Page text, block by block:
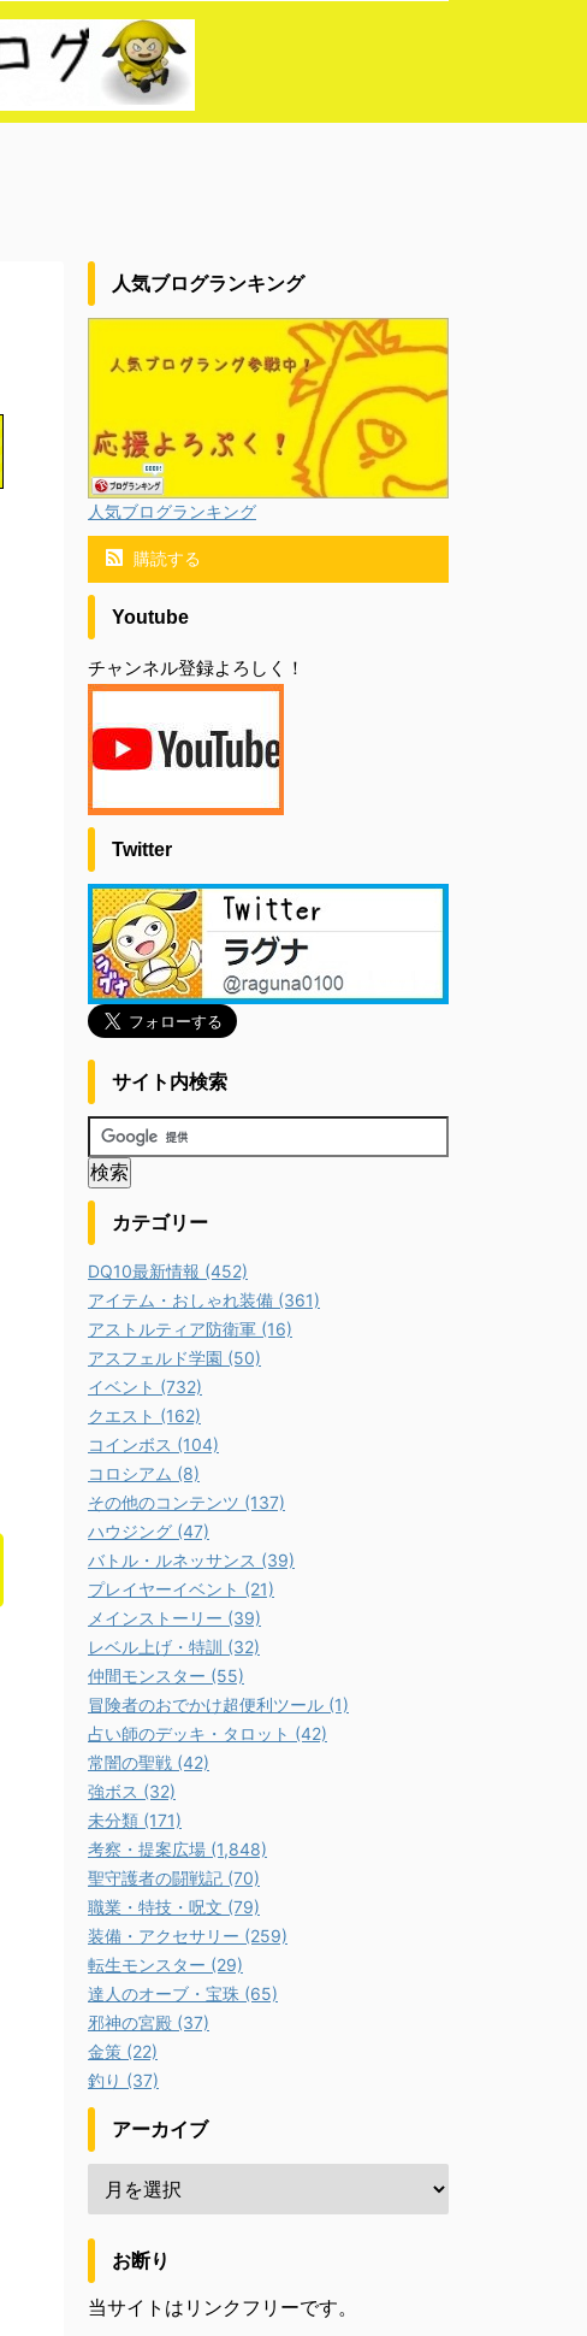
人気ブログランキング
人気ブログランキング
購読する
Youtube
チャンネル登録よろしく！
Twitter
サイト内検索
カテゴリー
DQ10最新情報 (452)
アイテム・おしゃれ装備 (361)
アストルティア防衛軍 (16)
アスフェルド学園 (50)
イベント (732)
クエスト (162)
コインボス (104)
コロシアム (8)
その他のコンテンツ (137)
ハウジング (47)
バトル・ルネッサンス (39)
プレイヤーイベント (21)
メインストーリー (39)
レベル上げ・特訓 (32)
仲間モンスター (55)
冒険者のおでかけ超便利ツール (1)
占い師のデッキ・タロット (42)
常闇の聖戦 (42)
強ボス (32)
未分類 (171)
考察・提案広場 (1,848)
聖守護者の闘戦記 (70)
職業・特技・呪文 (79)
装備・アクセサリー (259)
転生モンスター (29)
達人のオーブ・宝珠 (65)
邪神の宮殿 (37)
金策 (22)
釣り (37)
アーカイブ
お断り
当サイトはリンクフリーです。